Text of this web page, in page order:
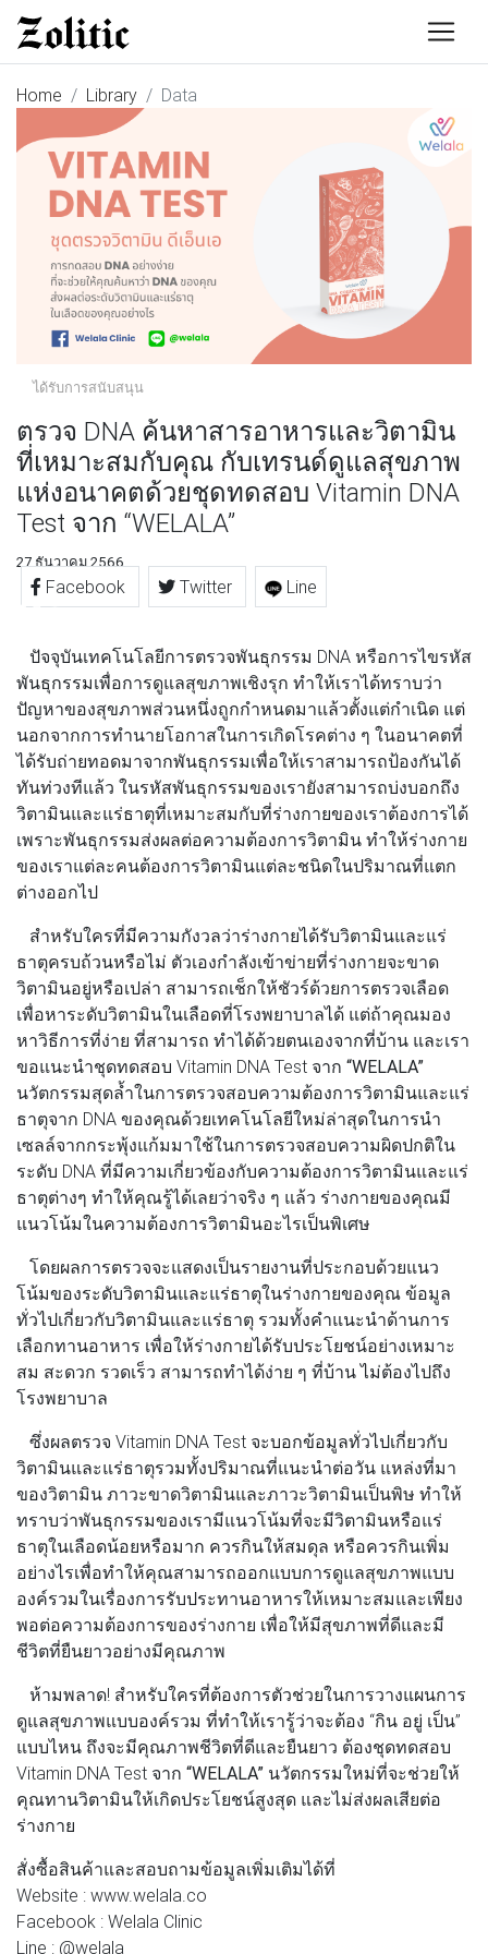
Home Library Data
ได้รับการสนับสนุน
ตรวจ DNA ค้นหาสารอาหารและวิตามิน
ที่เหมาะสมกับคุณ กับเทรนด์ดูแลสุขภาพ
แห่งอนาคตด้วยชุดทดสอบ Vitamin DNA
Test จาก “WELALA”
27 ธันวาคม 2566
Facebook Twitter Line
ปัจจุบันเทคโนโลยีการตรวจพันธุกรรม DNA หรือการไขรหัส
พันธุกรรมเพื่อการดูแลสุขภาพเชิงรุก ทำให้เราได้ทราบว่า
ปัญหาของสุขภาพส่วนหนึ่งถูกกำหนดมาแล้วตั้งแต่กำเนิด แต่
นอกจากการทำนายโอกาสในการเกิดโรคต่าง ๆ ในอนาคตที่
ได้รับถ่ายทอดมาจากพันธุกรรมเพื่อให้เราสามารถป้องกันได้
ทันท่วงทีแล้ว ในรหัสพันธุกรรมของเรายังสามารถบ่งบอกถึง
วิตามินและแร่ธาตุที่เหมาะสมกับที่ร่างกายของเราต้องการได้
เพราะพันธุกรรมส่งผลต่อความต้องการวิตามิน ทำให้ร่างกาย
ของเราแต่ละคนต้องการวิตามินแต่ละชนิดในปริมาณที่แตก
ต่างออกไป
สำหรับใครที่มีความกังวลว่าร่างกายได้รับวิตามินและแร่
ธาตุครบถ้วนหรือไม่ ตัวเองกำลังเข้าข่ายที่ร่างกายจะขาด
วิตามินอยู่หรือเปล่า สามารถเช็กให้ชัวร์ด้วยการตรวจเลือด
เพื่อหาระดับวิตามินในเลือดที่โรงพยาบาลได้ แต่ถ้าคุณมอง
หาวิธีการที่ง่าย ที่สามารถ ทำได้ด้วยตนเองจากที่บ้าน และเรา
ขอแนะนำชุดทดสอบ Vitamin DNA Test จาก “WELALA”
นวัตกรรมสุดล้ำในการตรวจสอบความต้องการวิตามินและแร่
ธาตุจาก DNA ของคุณด้วยเทคโนโลยีใหม่ล่าสุดในการนำ
เซลล์จากกระพุ้งแก้มมาใช้ในการตรวจสอบความผิดปกติใน
ระดับ DNA ที่มีความเกี่ยวข้องกับความต้องการวิตามินและแร่
ธาตุต่างๆ ทำให้คุณรู้ได้เลยว่าจริง ๆ แล้ว ร่างกายของคุณมี
แนวโน้มในความต้องการวิตามินอะไรเป็นพิเศษ
โดยผลการตรวจจะแสดงเป็นรายงานที่ประกอบด้วยแนว
โน้มของระดับวิตามินและแร่ธาตุในร่างกายของคุณ ข้อมูล
ทั่วไปเกี่ยวกับวิตามินและแร่ธาตุ รวมทั้งคำแนะนำด้านการ
เลือกทานอาหาร เพื่อให้ร่างกายได้รับประโยชน์อย่างเหมาะ
สม สะดวก รวดเร็ว สามารถทำได้ง่าย ๆ ที่บ้าน ไม่ต้องไปถึง
โรงพยาบาล
ซึ่งผลตรวจ Vitamin DNA Test จะบอกข้อมูลทั่วไปเกี่ยวกับ
วิตามินและแร่ธาตุรวมทั้งปริมาณที่แนะนำต่อวัน แหล่งที่มา
ของวิตามิน ภาวะขาดวิตามินและภาวะวิตามินเป็นพิษ ทำให้
ทราบว่าพันธุกรรมของเรามีแนวโน้มที่จะมีวิตามินหรือแร่
ธาตุในเลือดน้อยหรือมาก ควรกินให้สมดุล หรือควรกินเพิ่ม
อย่างไรเพื่อทำให้คุณสามารถออกแบบการดูแลสุขภาพแบบ
องค์รวมในเรื่องการรับประทานอาหารให้เหมาะสมและเพียง
พอต่อความต้องการของร่างกาย เพื่อให้มีสุขภาพที่ดีและมี
ชีวิตที่ยืนยาวอย่างมีคุณภาพ
ห้ามพลาด! สำหรับใครที่ต้องการตัวช่วยในการวางแผนการ
ดูแลสุขภาพแบบองค์รวม ที่ทำให้เรารู้ว่าจะต้อง “กิน อยู่ เป็น”
แบบไหน ถึงจะมีคุณภาพชีวิตที่ดีและยืนยาว ต้องชุดทดสอบ
Vitamin DNA Test จาก “WELALA” นวัตกรรมใหม่ที่จะช่วยให้
คุณทานวิตามินให้เกิดประโยชน์สูงสุด และไม่ส่งผลเสียต่อ
ร่างกาย
สั่งซื้อสินค้าและสอบถามข้อมูลเพิ่มเติมได้ที่
Website : www.welala.co
Facebook : Welala Clinic
Line : @welala